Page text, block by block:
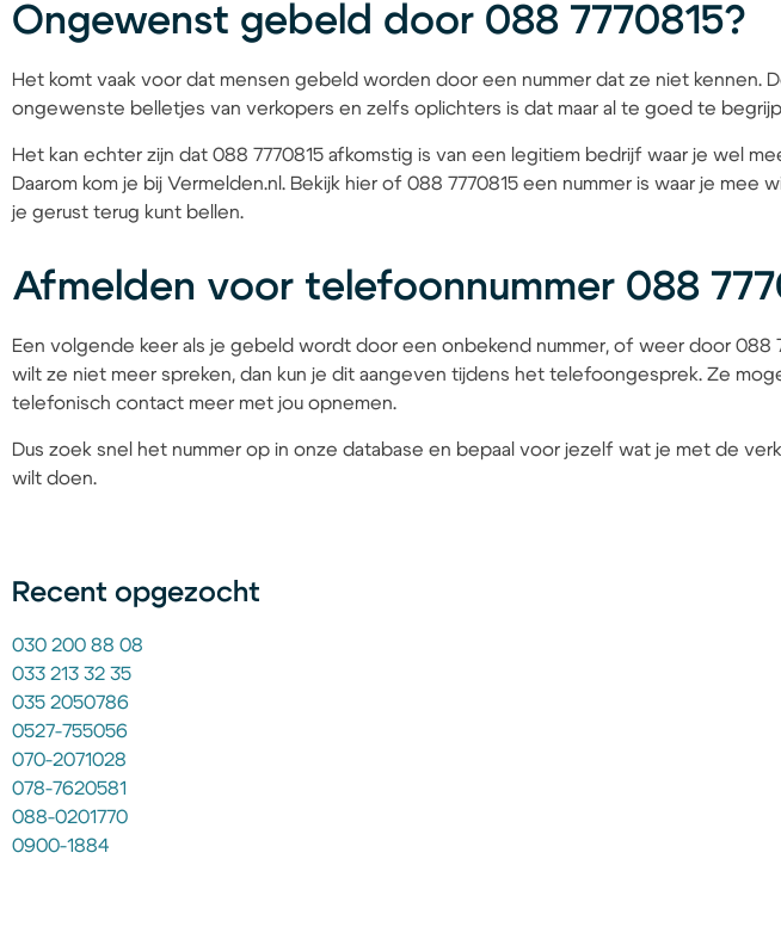
Ongewenst gebeld door 088 7770815?
Het komt vaak voor dat mensen gebeld worden door een nummer dat ze niet kennen.
ongewenste belletjes van verkopers en zelfs oplichters is dat maar al te goed te
Het kan echter zijn dat 088 7770815 afkomstig is van een legitiem bedrijf waar je wel
Daarom kom je bij Vermelden.nl. Bekijk hier of 088 7770815 een nummer is waar je mee
je gerust terug kunt bellen.
Afmelden voor telefoonnummer 088
Een volgende keer als je gebeld wordt door een onbekend nummer, of weer door 088
wilt ze niet meer spreken, dan kun je dit aangeven tijdens het telefoongesprek. Ze
telefonisch contact meer met jou opnemen.
Dus zoek snel het nummer op in onze database en bepaal voor jezelf wat je met de
wilt doen.
Recent opgezocht
030 200 88 08
033 213 32 35
035 2050786
0527-755056
070-2071028
078-7620581
088-0201770
0900-1884